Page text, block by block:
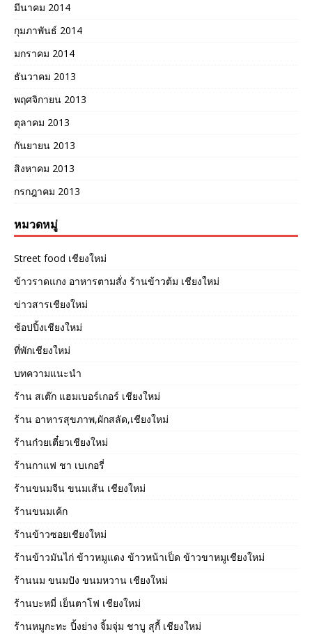
มีนาคม 2014
กุมภาพันธ์ 2014
มกราคม 2014
ธันวาคม 2013
พฤศจิกายน 2013
ตุลาคม 2013
กันยายน 2013
สิงหาคม 2013
กรกฎาคม 2013
หมวดหมู่
Street food เชียงใหม่
ข้าวราดแกง อาหารตามสั่ง ร้านข้าวต้ม เชียงใหม่
ข่าวสารเชียงใหม่
ช้อปปิ้งเชียงใหม่
ที่พักเชียงใหม่
บทความแนะนำ
ร้าน สเต๊ก แฮมเบอร์เกอร์ เชียงใหม่
ร้าน อาหารสุขภาพ,ผักสลัด,เชียงใหม่
ร้านก๋วยเตี๋ยวเชียงใหม่
ร้านกาแฟ ชา เบเกอรี่
ร้านขนมจีน ขนมเส้น เชียงใหม่
ร้านขนมเค้ก
ร้านข้าวซอยเชียงใหม่
ร้านข้าวมันไก่ ข้าวหมูแดง ข้าวหน้าเป็ด ข้าวขาหมูเชียงใหม่
ร้านนม ขนมปัง ขนมหวาน เชียงใหม่
ร้านบะหมี่ เย็นตาโฟ เชียงใหม่
ร้านหมูกะทะ ปิ้งย่าง จิ้มจุ่ม ชาบู สุกี้ เชียงใหม่